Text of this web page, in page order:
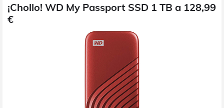
¡Chollo! WD My Passport SSD 1 TB a 128,99
€